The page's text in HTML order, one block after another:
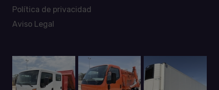
Política de privacidad
Aviso Legal